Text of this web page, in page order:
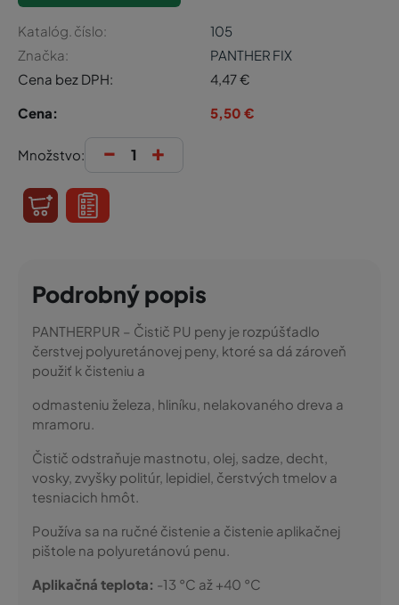
Katalóg. číslo:
105
Značka:
PANTHER FIX
Cena bez DPH:
4,47€
Cena:
5,50 €
Množstvo: - +
Podrobný popis
PANTHERPUR – Čistič PU peny je rozpúšťadlo
čerstvej polyuretánovej peny, ktoré sa dá zároveň
použiť k čisteniu a
odmasteniu železa, hliníku, nelakovaného dreva a
mramoru.
Čistič odstraňuje mastnotu, olej, sadze, decht,
vosky, zvyšky politúr, lepidiel, čerstvých tmelov a
tesniacich hmôt.
Používa sa na ručné čistenie a čistenie aplikačnej
pištole na polyuretánovú penu.
Aplikačná teplota: -13 °C až +40 °C